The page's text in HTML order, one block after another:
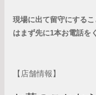
現場に出て留守にする
はまず先に1本お電話を
【店舗情報】